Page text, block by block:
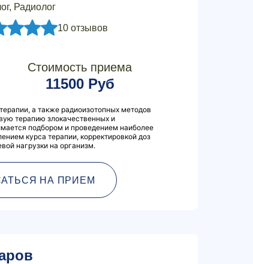
Радиолог
10 отзывов
Стоимость приема
11500 Руб
а также радиоизотопных методов
терапию злокачественных и
подбором и проведением наиболее
курса терапии, корректировкой доз
нагрузки на организм.
НА ПРИЕМ